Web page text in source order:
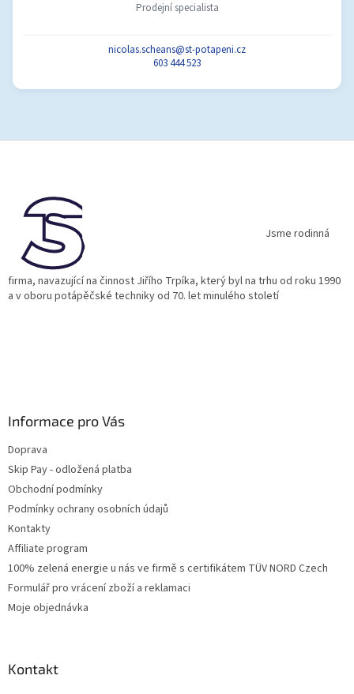
Prodejní specialista
nicolas.scheans@st-potapeni.cz
603 444 523
Jsme rodinná
firma, navazující na činnost Jiřího Trpíka, který byl na trhu od roku 1990
a v oboru potápěčské techniky od 70. let minulého století
Informace pro Vás
Doprava
Skip Pay - odložená platba
Obchodní podmínky
Podmínky ochrany osobních údajů
Kontakty
Affiliate program
100% zelená energie u nás ve firmě s certifikátem TÜV NORD Czech
Formulář pro vrácení zboží a reklamaci
Moje objednávka
Kontakt